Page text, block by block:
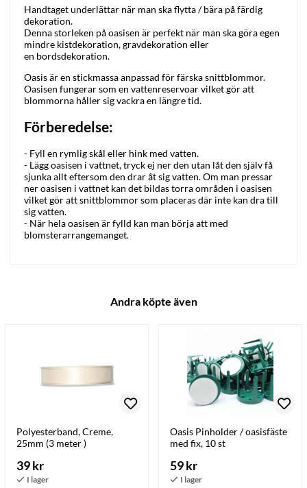
Handtaget underlättar när man ska flytta / bära på färdig
dekoration.
Denna storleken på oasisen är perfekt när man ska göra egen
mindre kistdekoration, gravdekoration eller
en bordsdekoration.
Oasis är en stickmassa anpassad för färska snittblommor.
Oasisen fungerar som en vattenreservoar vilket gör att
blommorna håller sig vackra en längre tid.
Förberedelse:
- Fyll en rymlig skål eller hink med vatten.
- Lägg oasisen i vattnet, tryck ej ner den utan låt den själv få
sjunka allt eftersom den drar åt sig vatten. Om man pressar
ner oasisen i vattnet kan det bildas torra områden i oasisen
vilket gör att snittblommor som placeras där inte kan dra till
sig vatten.
- När hela oasisen är fylld kan man börja att med
blomsterarrangemanget.
Andra köpte även
Polyesterband, Creme,
25mm (3 meter )
39 kr
Oasis Pinholder / oasisfäste
med fix, 10 st
59 kr